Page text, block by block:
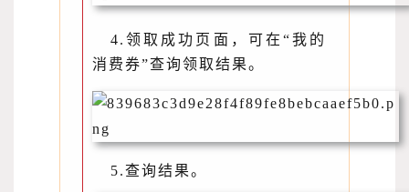
4.领取成功页面，可在“我的
消费券”查询领取结果。
5.查询结果。